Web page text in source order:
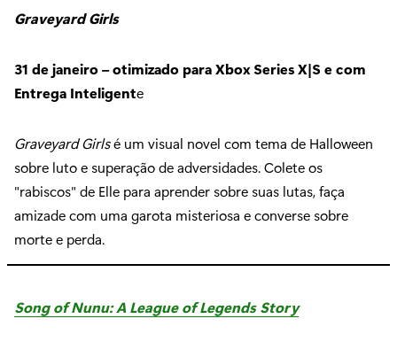
Graveyard Girls
31 de janeiro – otimizado para Xbox Series X|S e com
Entrega Inteligente
Graveyard Girlsé um visual novel com tema de Halloween
sobre luto e superação de adversidades. Colete os
"rabiscos" de Elle para aprender sobre suas lutas, faça
amizade com uma garota misteriosa e converse sobre
morte e perda.
Song of Nunu: A League of Legends Story